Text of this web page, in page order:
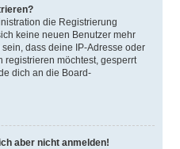
die Registrierung
keine neuen Benutzer mehr
dass deine IP-Adresse oder
registrieren möchtest, gesperrt
dich an die Board-
aber nicht anmelden!